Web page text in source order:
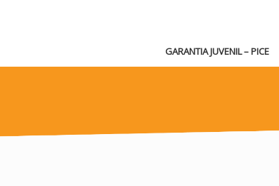
GARANTIA JUVENIL – PICE